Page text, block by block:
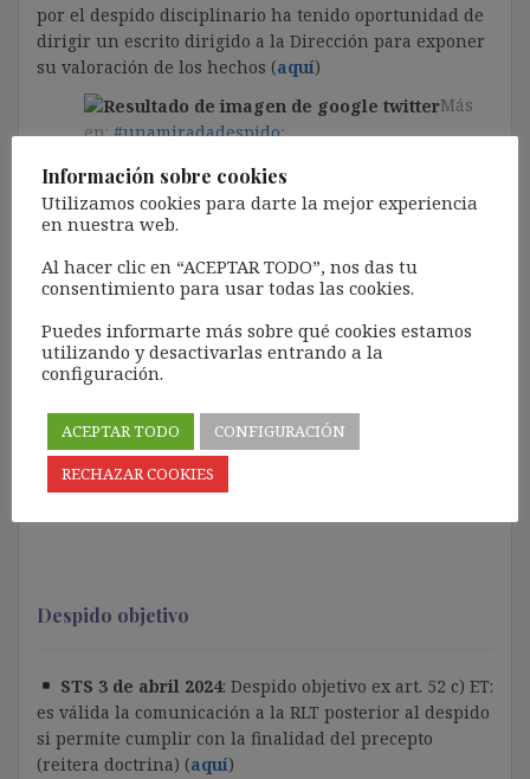
por el despido disciplinario ha tenido oportunidad de
dirigir un escrito dirigido a la Dirección para exponer
su valoración de los hechos (aquí)
Más
en:#unamiradadespido;
complementaria a legal tasada
STSJ PV 23 de abril2024:Segundo TSJ que
reconoce indemnización complementaria a legal
tasada en despido improcedente injustificado
aplicando CSEr (aunque declara que no hay obligación
de asumir las decisiones del CEDS) (aquí
Despido objetivo
STS 3 de abril 2024: Despido objetivo ex art. 52 c) ET:
es válida la comunicación a la RLT posterior al despido
si permite cumplir con la finalidad del precepto
(reitera doctrina) (aquí)
Información sobre cookies
Utilizamos cookies para darte la mejor experiencia
en nuestra web.
Al hacer clic en “ACEPTAR TODO”, nos das tu
consentimiento para usar todas las cookies.
Puedes informarte más sobre qué cookies estamos
utilizando y desactivarlas entrando a la
configuración.
ACEPTAR TODO
CONFIGURACIÓN
RECHAZAR COOKIES